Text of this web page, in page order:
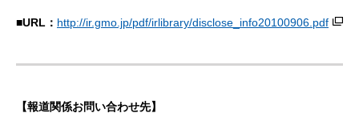
■URL ： http://ir.gmo.jp/pdf/irlibrary/disclose_info20100906.pdf
【報道関係お問い合わせ先】